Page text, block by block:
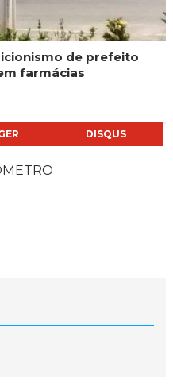
de prefeito
farmácias
DISQUS